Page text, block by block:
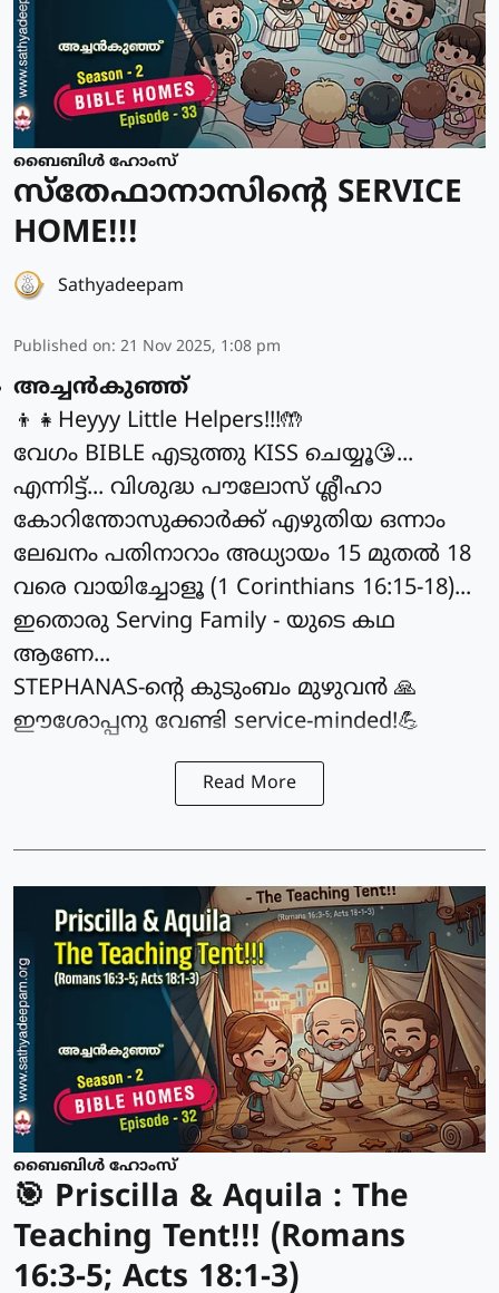
ബൈബിൾ ഹോംസ്
സ്തേഫാനാസിന്റെ SERVICE
HOME!!!
Sathyadeepam
Published on: 21 Nov 2025, 1:08 pm
അച്ചൻകുഞ്ഞ്
👦👧Heyyy Little Helpers!!!🤲
വേഗം BIBLE എടുത്തു KISS ചെയ്യൂ😘...
എന്നിട്ട്... വിശുദ്ധ പൗലോസ് ശ്ലീഹാ
കോറിന്തോസുക്കാർക്ക് എഴുതിയ ഒന്നാം
ലേഖനം പതിനാറാം അധ്യായം 15 മുതൽ 18
വരെ വായിച്ചോളൂ (1 Corinthians 16:15-18)...
ഇതൊരു Serving Family - യുടെ കഥ
ആണേ...
STEPHANAS-ന്റെ കുടുംബം മുഴുവൻ 🙏
ഈശോപ്പനു വേണ്ടി service-minded!💪
Read More
ബൈബിൾ ഹോംസ്
🎯 Priscilla & Aquila : The
Teaching Tent!!! (Romans
16:3-5; Acts 18:1-3)